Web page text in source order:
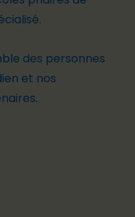
des personnes
et nos